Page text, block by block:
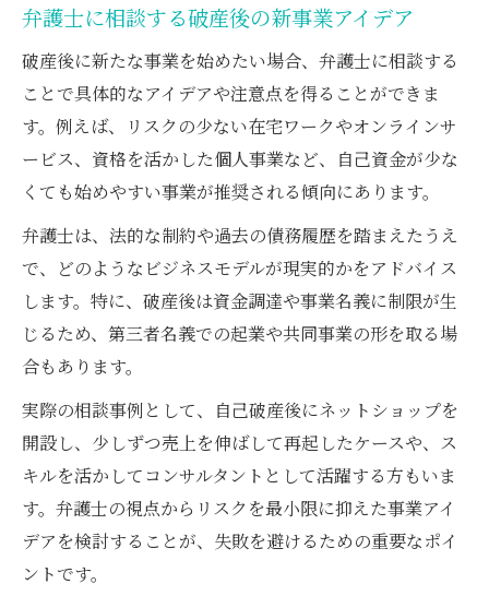
弁護士に相談する破産後の新事業アイデア
破産後に新たな事業を始めたい場合、弁護士に相談する
ことで具体的なアイデアや注意点を得ることができま
す。例えば、リスクの少ない在宅ワークやオンラインサ
ービス、資格を活かした個人事業など、自己資金が少な
くても始めやすい事業が推奨される傾向にあります。
弁護士は、法的な制約や過去の債務履歴を踏まえたうえ
で、どのようなビジネスモデルが現実的かをアドバイス
します。特に、破産後は資金調達や事業名義に制限が生
じるため、第三者名義での起業や共同事業の形を取る場
合もあります。
実際の相談事例として、自己破産後にネットショップを
開設し、少しずつ売上を伸ばして再起したケースや、ス
キルを活かしてコンサルタントとして活躍する方もいま
す。弁護士の視点からリスクを最小限に抑えた事業アイ
デアを検討することが、失敗を避けるための重要なポイ
ントです。